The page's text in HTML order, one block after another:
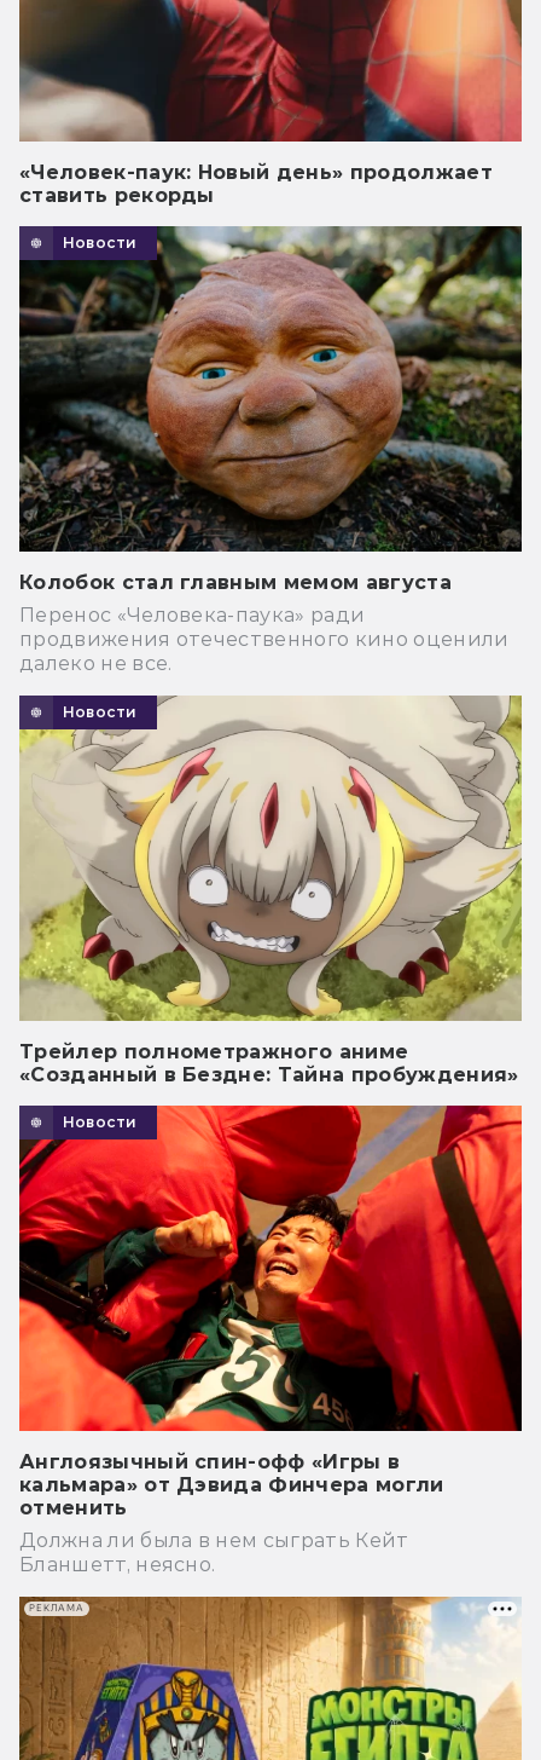
«Человек-паук: Новый день» продолжает
ставить рекорды
Новости
Колобок стал главным мемом августа
Перенос «Человека-паука» ради
продвижения отечественного кино оценили
далеко не все.
Новости
Трейлер полнометражного аниме
«Созданный в Бездне: Тайна пробуждения»
Новости
Англоязычный спин-офф «Игры в
кальмара» от Дэвида Финчера могли
отменить
Должна ли была в нем сыграть Кейт
Бланшетт, неясно.
РЕКЛАМА